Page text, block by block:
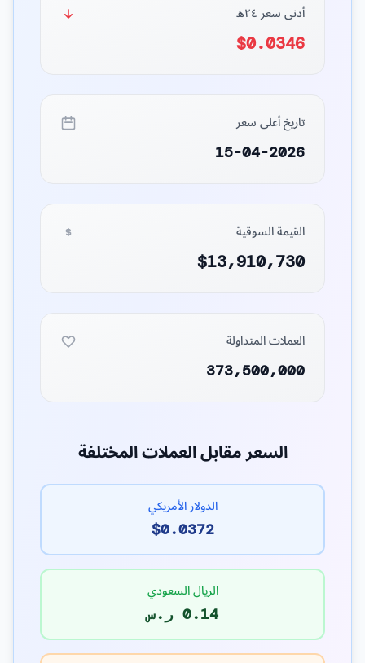
أدنى سعر ٢٤ه
$0.0346
تاريخ أعلى سعر
15-04-2026
القيمة السوقية
$13,910,730
العملات المتداولة
373,500,000
السعر مقابل العملات المختلفة
الدولار الأمريكي
$0.0372
الريال السعودي
0.14 ر.س